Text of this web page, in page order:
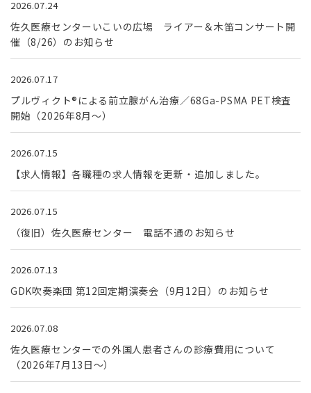
2026.07.24
佐久医療センターいこいの広場 ライアー＆木笛コンサート開
催（8/26）のお知らせ
2026.07.17
プルヴィクト®による前立腺がん治療／68Ga-PSMA PET検査
開始（2026年8月～）
2026.07.15
【求人情報】各職種の求人情報を更新・追加しました。
2026.07.15
（復旧）佐久医療センター 電話不通のお知らせ
2026.07.13
GDK吹奏楽団 第12回定期演奏会（9月12日）のお知らせ
2026.07.08
佐久医療センターでの外国人患者さんの診療費用について
（2026年7月13日～）